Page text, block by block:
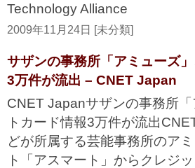
Technology Alliance
2009年11月24日 [未分類]
サザンの事務所「アミューズ
3万件が流出 – CNET Japan
CNET Japanサザンの事務所
トカード情報3万件が流出
どが所属する芸能事務所のア
ト「アスマート」からクレジ